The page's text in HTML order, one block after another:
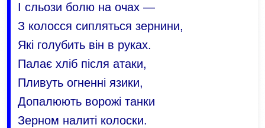
І сльози болю на очах —
З колосся сипляться зернини,
Які голубить він в руках.
Палає хліб після атаки,
Пливуть огненні язики,
Допалюють ворожі танки
Зерном налиті колоски.